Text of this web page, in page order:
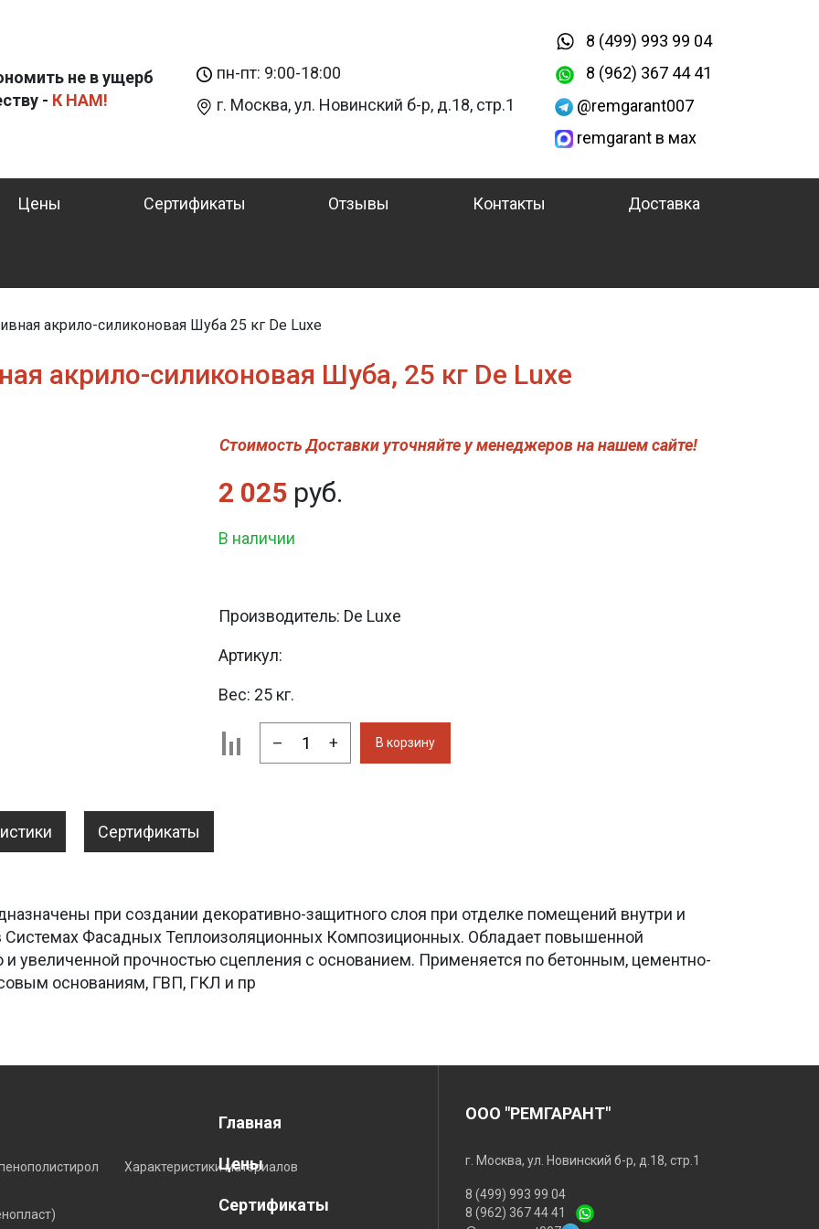
не в ущерб
- К НАМ!
пн-пт: 9:00-18:00
г. Москва, ул. Новинский б-р, д.18, стр.1
8 (499) 993 99 04
8 (962) 367 44 41
@remgarant007
remgarant в мах
Цены Сертификаты Отзывы Контакты Доставка
акрило-силиконовая Шуба 25 кг De Luxe
акрило-силиконовая Шуба, 25 кг De Luxe
Стоимость Доставки уточняйте у менеджеров на нашем сайте!
2 025 руб.
В наличии
Производитель: De Luxe
Артикул:
Вес: 25 кг.
– + В корзину
Сертификаты
при создании декоративно-защитного слоя при отделке помещений внутри и
Системах Фасадных Теплоизоляционных Композиционных. Обладает повышенной
увеличенной прочностью сцепления с основанием. Применяется по бетонным, цементно-
основаниям, ГВП, ГКЛ и пр
Характеристики материалов
Главная
Цены
Сертификаты
ООО "РЕМГАРАНТ"
г. Москва, ул. Новинский б-р, д.18, стр.1
8 (499) 993 99 04
8 (962) 367 44 41